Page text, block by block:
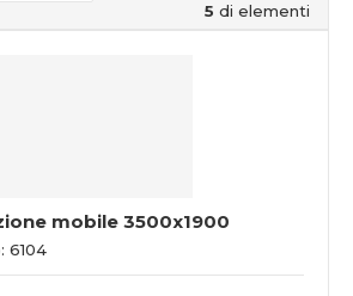
5 di elementi
mobile 3500x1900
6104